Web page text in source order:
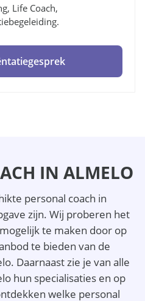
Life Coach,
IN ALMELO
personal coach in
zijn. Wij proberen het
te maken door op
te bieden van de
Daarnaast zie je van alle
hun specialisaties en op
welke personal